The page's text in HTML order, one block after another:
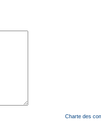
Charte des